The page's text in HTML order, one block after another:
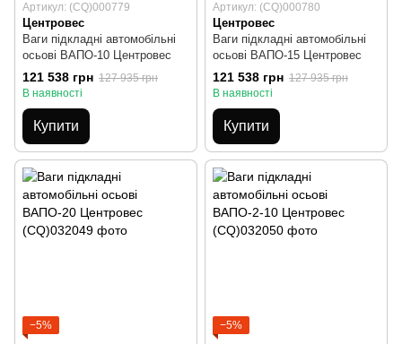
Артикул: (CQ)000779
Центровес
Ваги підкладні автомобільні
осьові ВАПО-10 Центровес
121 538 грн 127 935 грн
В наявності
Купити
Артикул: (CQ)000780
Центровес
Ваги підкладні автомобільні
осьові ВАПО-15 Центровес
121 538 грн 127 935 грн
В наявності
Купити
−5% −5%